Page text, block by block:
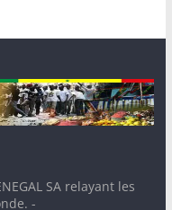
SA relayant les
-